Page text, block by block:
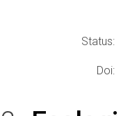
Status:
Doi: